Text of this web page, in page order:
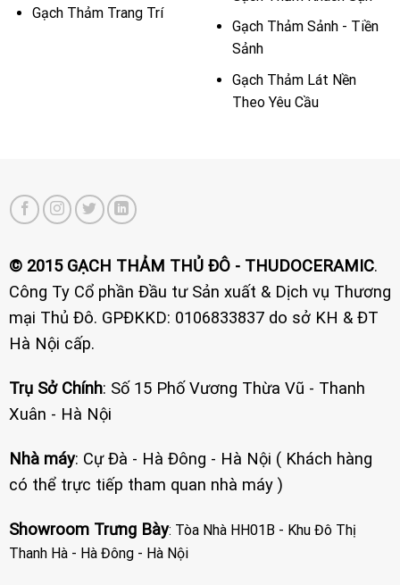
Gạch Thảm Trang Trí
Gạch Thảm Sảnh - Tiền
Sảnh
Gạch Thảm Lát Nền
Theo Yêu Cầu
© 2015 GẠCH THẢM THỦ ĐÔ - THUDOCERAMIC.
Công Ty Cổ phần Đầu tư Sản xuất & Dịch vụ Thương
mại Thủ Đô. GPĐKKD: 0106833837 do sở KH & ĐT
Hà Nội cấp.
Trụ Sở Chính: Số 15 Phố Vương Thừa Vũ - Thanh
Xuân - Hà Nội
Nhà máy: Cự Đà - Hà Đông - Hà Nội ( Khách hàng
có thể trực tiếp tham quan nhà máy )
Showroom Trưng Bày: Tòa Nhà HH01B - Khu Đô Thị
Thanh Hà - Hà Đông - Hà Nội